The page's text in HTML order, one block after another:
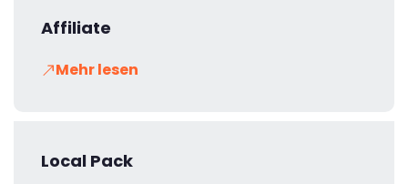
Affiliate
Mehr lesen
Local Pack